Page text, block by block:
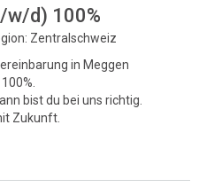
w/d) 100%
Zentralschweiz
in Meggen
bist du bei uns richtig.
Zukunft.